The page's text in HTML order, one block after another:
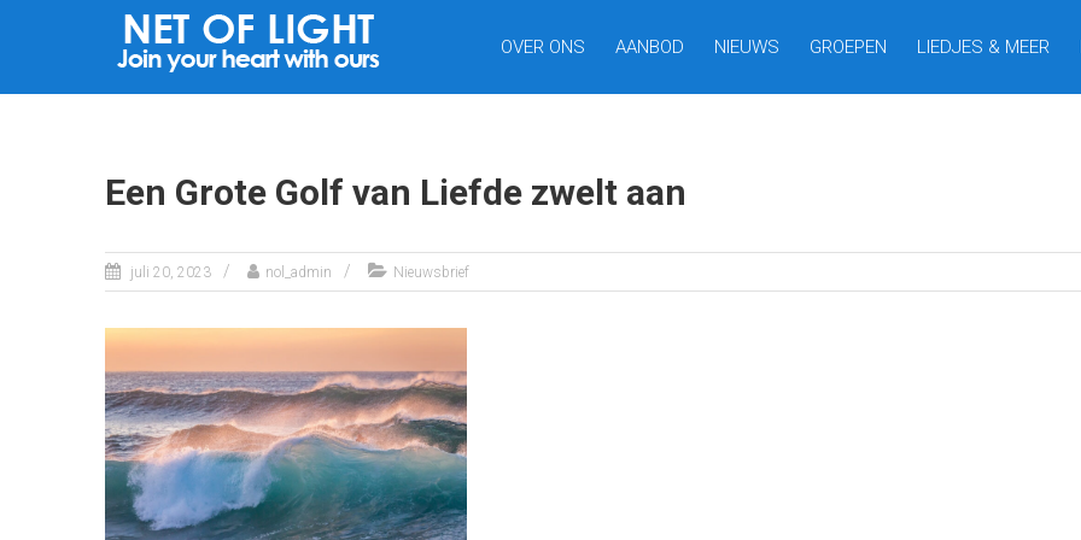
OVER ONS AANBOD NIEUWS GROEPEN LIEDJES & MEER
Een Grote Golf van Liefde zwelt aan
juli 20, 2023 nol_admin Nieuwsbrief